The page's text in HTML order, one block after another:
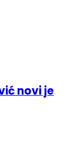
novi je